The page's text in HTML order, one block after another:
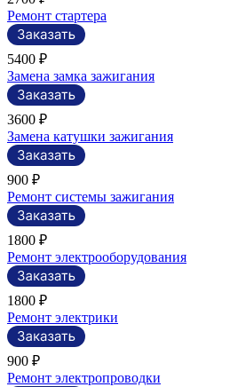
Ремонт стартера
5400 ₽
Замена замка зажигания
3600 ₽
Замена катушки зажигания
900 ₽
Ремонт системы зажигания
1800 ₽
Ремонт электрооборудования
1800 ₽
Ремонт электрики
900 ₽
Ремонт электропроводки